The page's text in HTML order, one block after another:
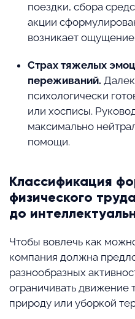
поездки, сбора
акции
возникает ощущение
Страх тяжелых
переживаний.
психологически
или хосписы.
максимально
помощи.
Классификация
физического труда
до
Чтобы вовлечь как
компания должна
разнообразных
ограничивать движение
природу или уборкой